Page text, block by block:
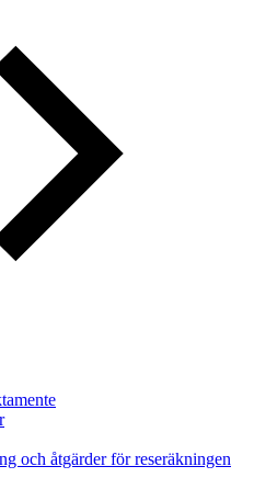
och åtgärder för reseräkningen